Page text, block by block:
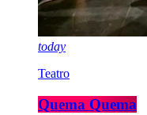
today
Teatro
Quema Quema